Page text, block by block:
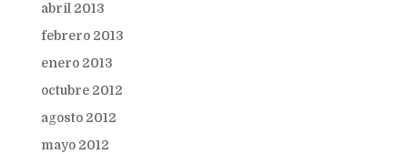
abril 2013
febrero 2013
enero 2013
octubre 2012
agosto 2012
mayo 2012